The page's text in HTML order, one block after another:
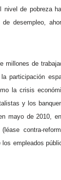
de pobreza
desempleo,
millones de
participación
la crisis
y los
mayo de 2010,
contra-
empleados